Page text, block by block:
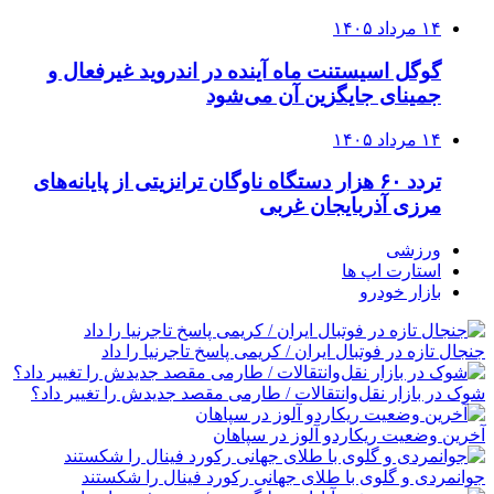
۱۴ مرداد ۱۴۰۵
گوگل اسیستنت ماه آینده در اندروید غیرفعال و
جمینای جایگزین آن می‌شود
۱۴ مرداد ۱۴۰۵
تردد ۶۰ هزار دستگاه ناوگان ترانزیتی از پایانه‌های
مرزی آذربایجان ‌غربی
ورزشی
استارت اپ ها
بازار خودرو
جنجال تازه در فوتبال ایران / کریمی پاسخ تاجرنیا را داد
شوک در بازار نقل‌وانتقالات / طارمی مقصد جدیدش را تغییر داد؟
آخرین وضعیت ریکاردو آلوز در سپاهان
جوانمردی و گلوی با طلای جهانی رکورد فینال را شکستند